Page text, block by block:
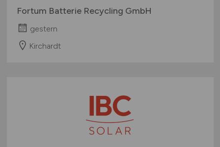
Fortum Batterie Recycling GmbH
gestern
Kirchardt